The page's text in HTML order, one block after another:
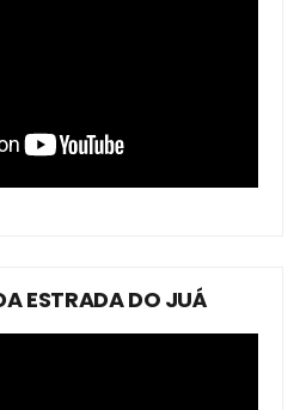
ESTRADA DO JUÁ